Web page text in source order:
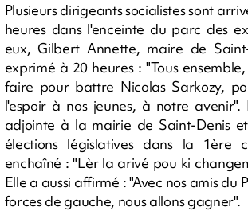
Plusieurs dirigeants socialistes sont
heures dans l'enceinte du parc des
eux, Gilbert Annette, maire de
exprimé à 20 heures : "Tous
faire pour battre Nicolas Sarkozy,
l'espoir à nos jeunes, à notre avenir".
adjointe à la mairie de Saint-Denis
élections législatives dans la 1ère
enchaîné : "Lèr la arivé pou ki
Elle a aussi affirmé : "Avec nos amis du
forces de gauche, nous allons gagner".